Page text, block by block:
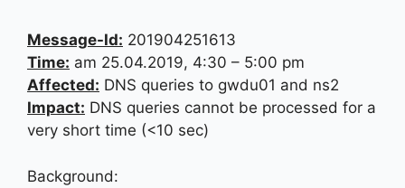
Message-Id: 201904251613
Time: am 25.04.2019, 4:30 – 5:00 pm
Affected: DNS queries to gwdu01 and ns2
Impact: DNS queries cannot be processed for a
very short time (<10 sec)
Background: